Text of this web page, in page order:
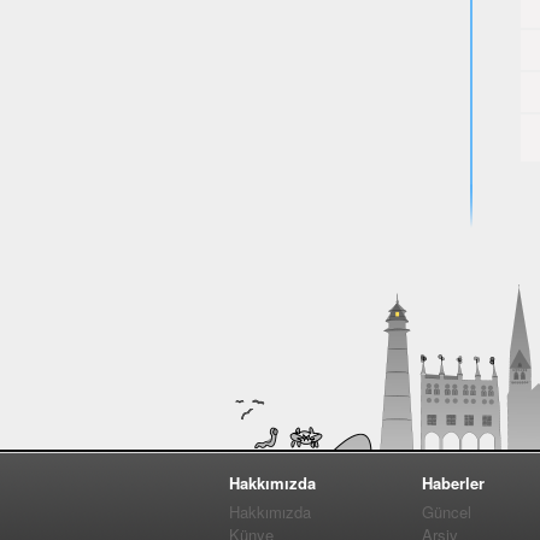
Hakkımızda
Hakkımızda
Künye
Haberler
Güncel
Arşiv